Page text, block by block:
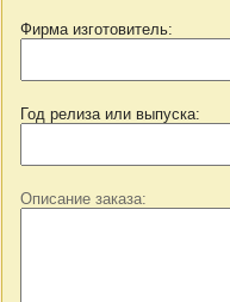
Фирма изготовитель:
Год релиза или выпуска:
Описание заказа: